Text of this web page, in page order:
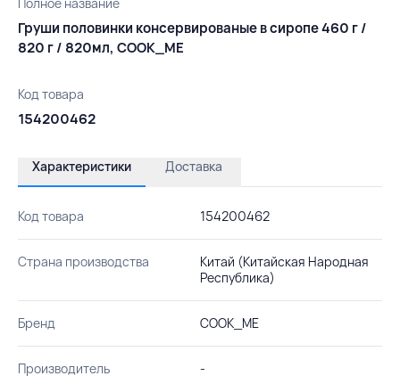
Груши половинки консервированые в сиропе 460 г /
820 г / 820мл, COOK_ME
Код товара
154200462
Характеристики Доставка
Код товара 154200462
Страна производства
Китай (Китайская Народная
Республика)
Бренд COOK_ME
Производитель -